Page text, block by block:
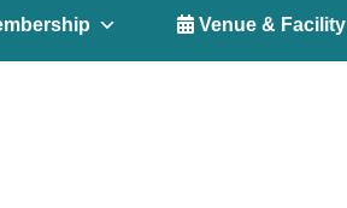
 Venue & Facility